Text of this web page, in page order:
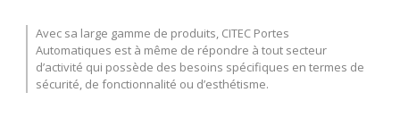
Avec sa large gamme de produits, CITEC Portes
Automatiques est à même de répondre à tout secteur
d’activité qui possède des besoins spécifiques en termes de
sécurité, de fonctionnalité ou d’esthétisme.